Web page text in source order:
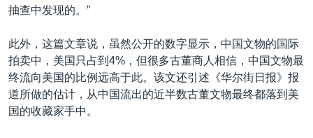
抽查中发现的。”
此外，这篇文章说，虽然公开的数字显示，中国文物的国际
拍卖中，美国只占到4%，但很多古董商人相信，中国文物最
终流向美国的比例远高于此。该文还引述《华尔街日报》报
道所做的估计，从中国流出的近半数古董文物最终都落到美
国的收藏家手中。